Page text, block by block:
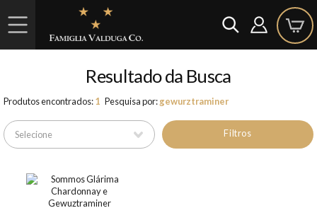
Resultado da Busca
Produtos encontrados:1 Pesquisa por:gewurztraminer
Filtros